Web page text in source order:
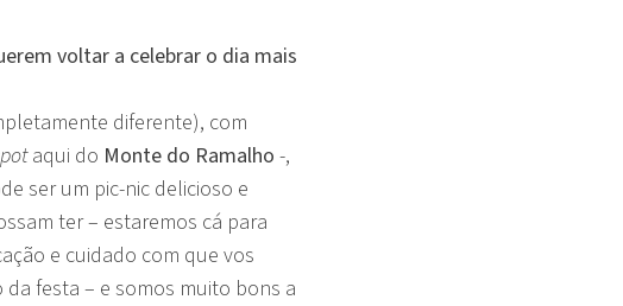
voltar a celebrar o dia mais
diferente), com
aqui do Monte do Ramalho -,
ser um pic-nic delicioso e
ter – estaremos cá para
e cuidado com que vos
festa – e somos muito bons a